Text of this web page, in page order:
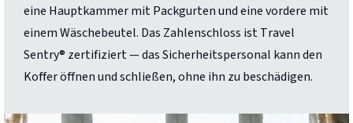
eine Hauptkammer mit Packgurten und eine vordere mit
einem Wäschebeutel. Das Zahlenschloss ist Travel
Sentry® zertifiziert — das Sicherheitspersonal kann den
Koffer öffnen und schließen, ohne ihn zu beschädigen.